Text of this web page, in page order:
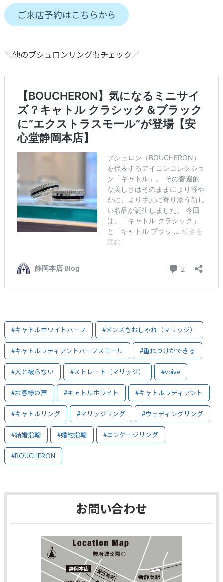
ご来店予約はこちらから
＼他のブシュロンリングもチェック／
#キャトルホワイトハーフ #メンズもおしゃれ（マリッジ）
#キャトルラディアントハーフスモール #重ねづけができる
#人と被らない #ストレート（マリッジ） #voive
#お客様の声 #キャトルホワイト #キャトルラディアント
#キャトルリング #マリッジリング #ウェディングリング
#結婚指輪 #婚約指輪 #エンゲージリング
#BOUCHERON
お問い合わせ